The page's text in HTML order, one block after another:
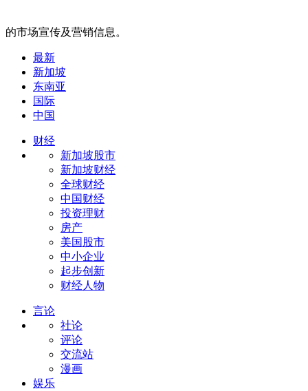
的市场宣传及营销信息。
最新
新加坡
东南亚
国际
中国
财经
新加坡股市
新加坡财经
全球财经
中国财经
投资理财
房产
美国股市
中小企业
起步创新
财经人物
言论
社论
评论
交流站
漫画
娱乐